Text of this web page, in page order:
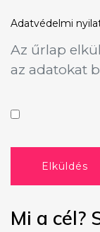
Adatvédelmi
Az űrlap
az adatokat
Elküldés
Mi a cél?